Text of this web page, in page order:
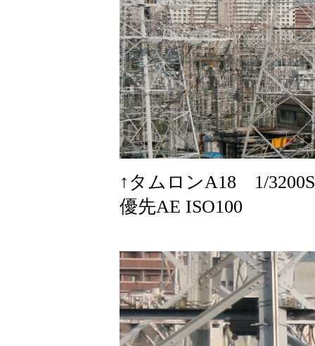
↑タムロンA18 1/
優先AE ISO100